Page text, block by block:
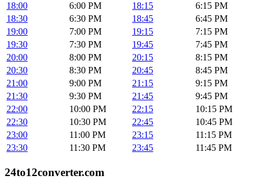
18:00
6:00 PM 18:15
6:15 PM
18:30
6:30 PM 18:45
6:45 PM
19:00
7:00 PM 19:15
7:15 PM
19:30
7:30 PM 19:45
7:45 PM
20:00
8:00 PM 20:15
8:15 PM
20:30
8:30 PM 20:45
8:45 PM
21:00
9:00 PM 21:15
9:15 PM
21:30
9:30 PM 21:45
9:45 PM
22:00
10:00 PM 22:15
10:15 PM
22:30
10:30 PM 22:45
10:45 PM
23:00
11:00 PM 23:15
11:15 PM
23:30
11:30 PM 23:45 11:45 PM
24to12converter.com